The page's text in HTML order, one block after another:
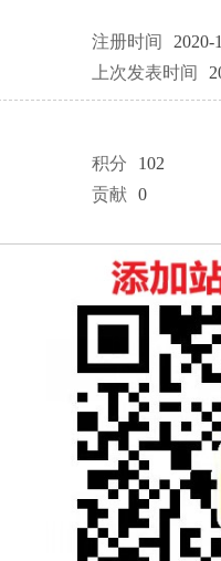
注册时间
2020-
上次发表时间
积分
102
贡献 0